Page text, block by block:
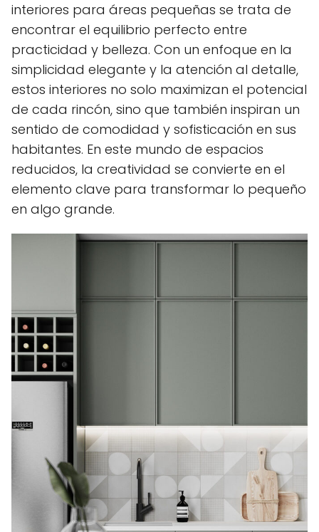
interiores para áreas pequeñas se trata de
encontrar el equilibrio perfecto entre
practicidad y belleza. Con un enfoque en la
simplicidad elegante y la atención al detalle,
estos interiores no solo maximizan el potencial
de cada rincón, sino que también inspiran un
sentido de comodidad y sofisticación en sus
habitantes. En este mundo de espacios
reducidos, la creatividad se convierte en el
elemento clave para transformar lo pequeño
en algo grande.